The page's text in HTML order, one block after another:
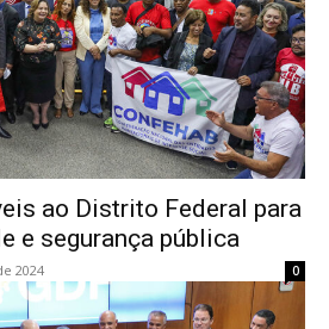
ao Distrito Federal para
e segurança pública
2024 0